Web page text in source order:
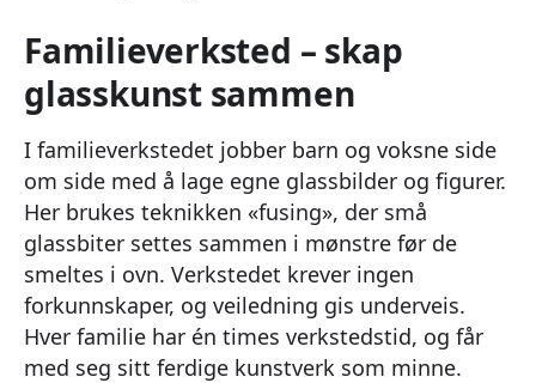
Familieverksted – skap
glasskunst sammen
I familieverkstedet jobber barn og voksne side
om side med å lage egne glassbilder og figurer.
Her brukes teknikken «fusing», der små
glassbiter settes sammen i mønstre før de
smeltes i ovn. Verkstedet krever ingen
forkunnskaper, og veiledning gis underveis.
Hver familie har én times verkstedstid, og får
med seg sitt ferdige kunstverk som minne.